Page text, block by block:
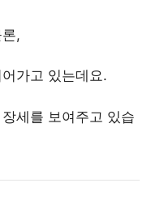
,
가고 있는데요.
세를 보여주고 있습